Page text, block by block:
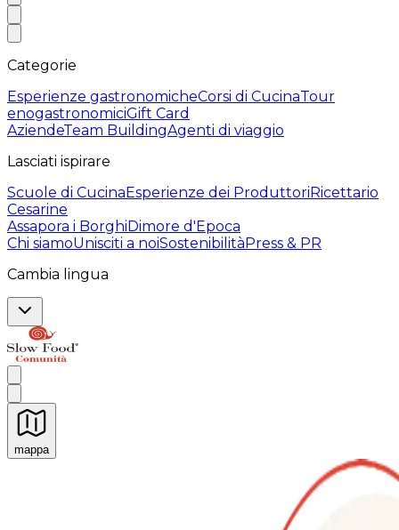
Categorie
Esperienze gastronomicheCorsi di CucinaTour
enogastronomiciGift Card
AziendeTeam BuildingAgenti di viaggio
Lasciati ispirare
Scuole di CucinaEsperienze dei ProduttoriRicettario
Cesarine
Assapora i BorghiDimore d'Epoca
Chi siamoUnisciti a noiSostenibilitàPress & PR
Cambia lingua
mappa
Esperienze culinarie indimenticabili: Esperienze